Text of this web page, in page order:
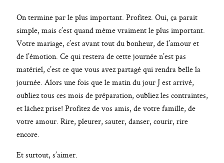
On termine par le plus important. Profitez. Oui, ça parait
simple, mais c’est quand même vraiment le plus important.
Votre mariage, c’est avant tout du bonheur, de l’amour et
de l’émotion. Ce qui restera de cette journée n’est pas
matériel, c’est ce que vous avez partagé qui rendra belle la
journée. Alors une fois que le matin du jour J est arrivé,
oubliez tous ces mois de préparation, oubliez les contraintes,
et lâchez prise! Profitez de vos amis, de votre famille, de
votre amour. Rire, pleurer, sauter, danser, courir, rire
encore.
Et surtout, s’aimer.